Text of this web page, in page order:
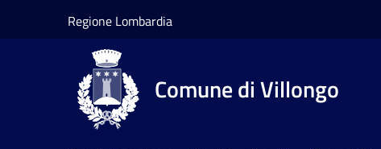
Regione Lombardia
Comune di Villongo